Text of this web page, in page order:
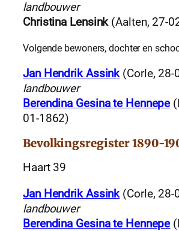
landbouwer
Christina Lensink(Aalten, 27-
Volgende bewoners, dochter en
Jan Hendrik Assink(Corle, 28-
landbouwer
Berendina Gesina te Hennepe
01-1862)
Bevolkingsregister 1890-
Haart 39
Jan Hendrik Assink(Corle, 28-
landbouwer
Berendina Gesina te Hennepe